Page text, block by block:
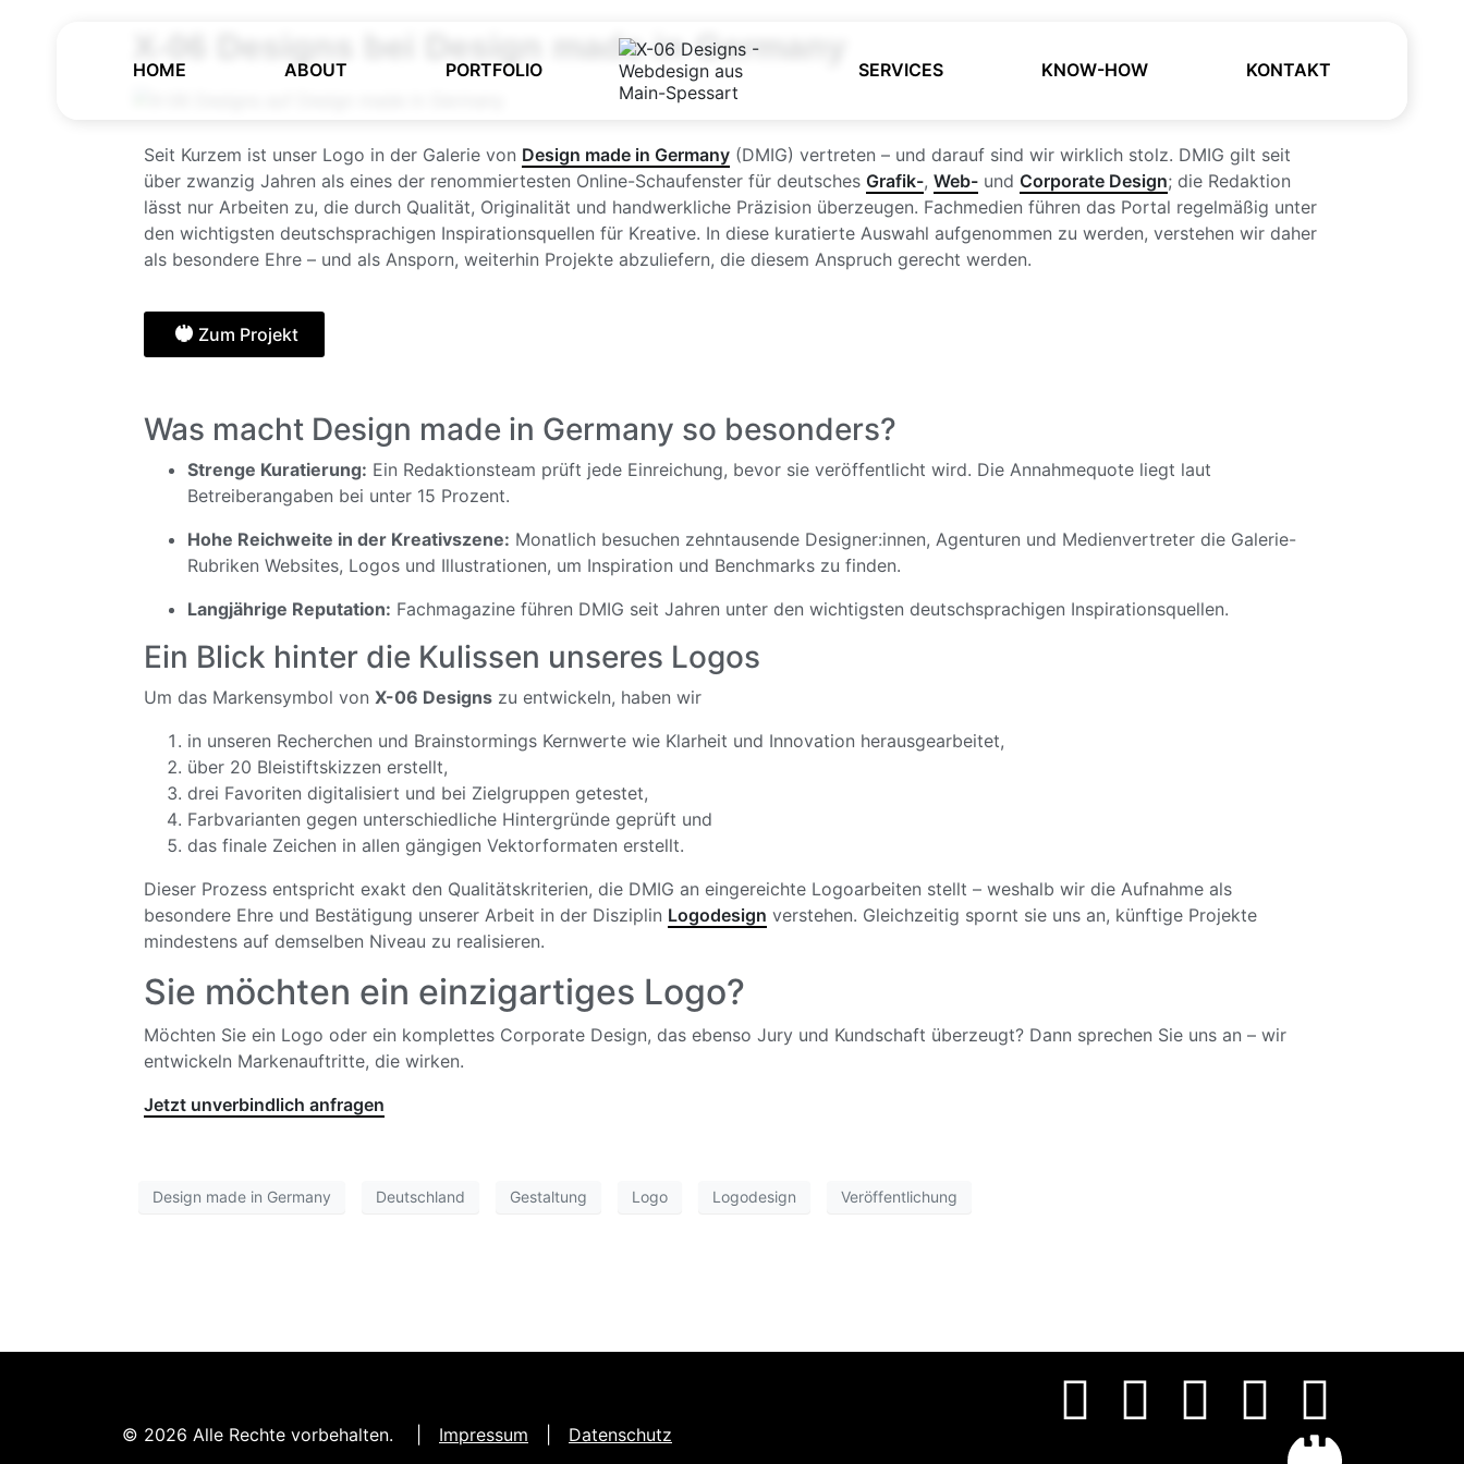
HOME ABOUT PORTFOLIO SERVICES KNOW-HOW KONTAKT
X-06 Designs bei Design made in Germany
Seit Kurzem ist unser Logo in der Galerie von Design made in Germany (DMIG) vertreten – und darauf sind wir wirklich stolz. DMIG gilt seit
über zwanzig Jahren als eines der renommiertesten Online-Schaufenster für deutsches Grafik-, Web- und Corporate Design; die Redaktion
lässt nur Arbeiten zu, die durch Qualität, Originalität und handwerkliche Präzision überzeugen. Fachmedien führen das Portal regelmäßig unter
den wichtigsten deutschsprachigen Inspirationsquellen für Kreative. In diese kuratierte Auswahl aufgenommen zu werden, verstehen wir daher
als besondere Ehre – und als Ansporn, weiterhin Projekte abzuliefern, die diesem Anspruch gerecht werden.
Zum Projekt
Was macht Design made in Germany so besonders?
Strenge Kuratierung: Ein Redaktionsteam prüft jede Einreichung, bevor sie veröffentlicht wird. Die Annahmequote liegt laut
Betreiberangaben bei unter 15 Prozent.
Hohe Reichweite in der Kreativszene: Monatlich besuchen zehntausende Designer:innen, Agenturen und Medienvertreter die Galerie-
Rubriken Websites, Logos und Illustrationen, um Inspiration und Benchmarks zu finden.
Langjährige Reputation: Fachmagazine führen DMIG seit Jahren unter den wichtigsten deutschsprachigen Inspirationsquellen.
Ein Blick hinter die Kulissen unseres Logos
Um das Marken­symbol von X-06 Designs zu entwickeln, haben wir
in unseren Recherchen und Brainstormings Kernwerte wie Klarheit und Innovation herausgearbeitet,
über 20 Bleistiftskizzen erstellt,
drei Favoriten digitalisiert und bei Zielgruppen getestet,
Farbvarianten gegen unterschiedliche Hintergründe geprüft und
das finale Zeichen in allen gängigen Vektor­formaten erstellt.
Dieser Prozess entspricht exakt den Qualitäts­kriterien, die DMIG an eingereichte Logoarbeiten stellt – weshalb wir die Aufnahme als
besondere Ehre und Bestätigung unserer Arbeit in der Disziplin Logodesign verstehen. Gleichzeitig spornt sie uns an, künftige Projekte
mindestens auf demselben Niveau zu realisieren.
Sie möchten ein einzigartiges Logo?
Möchten Sie ein Logo oder ein komplettes Corporate Design, das ebenso Jury und Kundschaft überzeugt? Dann sprechen Sie uns an – wir
entwickeln Marken­auftritte, die wirken.
Jetzt unverbindlich anfragen
Design made in Germany Deutschland Gestaltung Logo Logodesign Veröffentlichung
© 2026 Alle Rechte vorbehalten. | Impressum Datenschutz